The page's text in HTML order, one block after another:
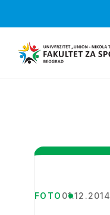
FOTO 01.12.2014